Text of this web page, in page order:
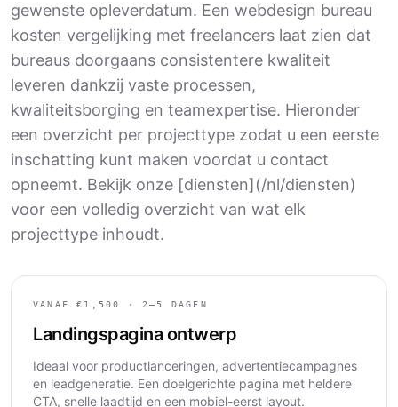
gewenste opleverdatum. Een webdesign bureau
kosten vergelijking met freelancers laat zien dat
bureaus doorgaans consistentere kwaliteit
leveren dankzij vaste processen,
kwaliteitsborging en teamexpertise. Hieronder
een overzicht per projecttype zodat u een eerste
inschatting kunt maken voordat u contact
opneemt. Bekijk onze [diensten](/nl/diensten)
voor een volledig overzicht van wat elk
projecttype inhoudt.
VANAF €1,500 · 2–5 DAGEN
Landingspagina ontwerp
Ideaal voor productlanceringen, advertentiecampagnes
en leadgeneratie. Een doelgerichte pagina met heldere
CTA, snelle laadtijd en een mobiel-eerst layout.